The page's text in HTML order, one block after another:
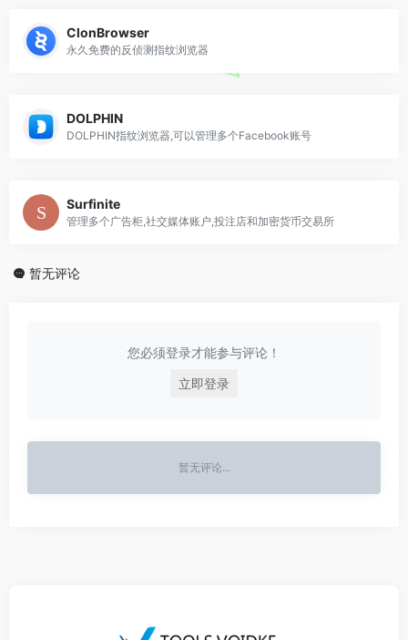
ClonBrowser
永久免费的反侦测指纹浏览器
DOLPHIN
DOLPHIN指纹浏览器,可以管理多个Facebook账号
Surfinite
管理多个广告柜,社交媒体账户,投注店和加密货币交易所
暂无评论
您必须登录才能参与评论！
立即登录
暂无评论...